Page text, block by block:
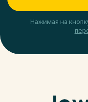
Нажимая на